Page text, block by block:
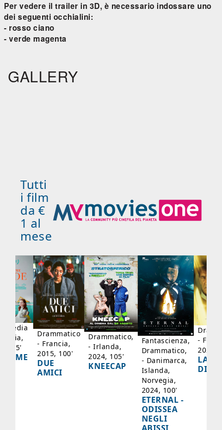
Per vedere il trailer in 3D, è necessario indossare uno
dei seguenti occhialini:
- rosso ciano
- verde magenta
GALLERY
Tutti
i film
da €
1 al
mese
95'
Drammatico
- Francia,
2015, 100'
DUE
AMICI
Drammatico,
- Irlanda,
2024, 105'
KNEECAP
Fantascienza,
Drammatico,
- Danimarca,
Islanda,
Norvegia,
2024, 100'
ETERNAL -
ODISSEA
NEGLI
-
2024,
LA
DI